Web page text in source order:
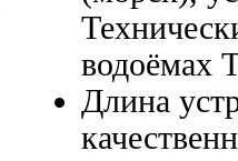
водоёмах
Длина